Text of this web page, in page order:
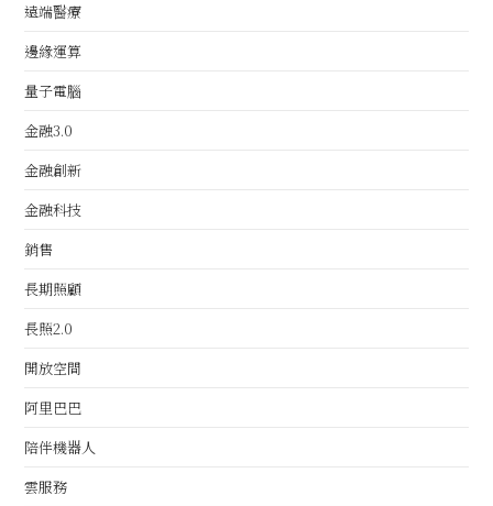
遠端醫療
邊緣運算
量子電腦
金融3.0
金融創新
金融科技
銷售
長期照顧
長照2.0
開放空間
阿里巴巴
陪伴機器人
雲服務